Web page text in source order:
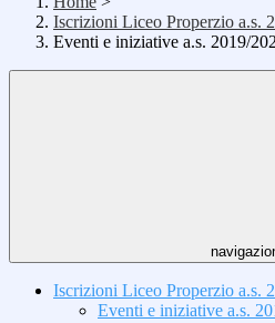
Iscrizioni Liceo Properzio a.s.
Eventi e iniziative a.s. 2019/
Iscrizioni Liceo Properzio a.s.
Eventi e iniziative a.s.